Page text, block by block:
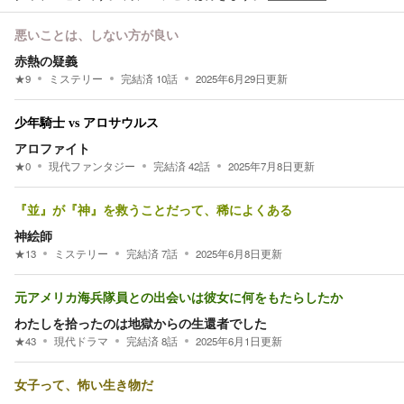
悪いことは、しない方が良い
赤熱の疑義
★9 ミステリー 完結済 10話 2025年6月29日更新
少年騎士 vs アロサウルス
アロファイト
★0 現代ファンタジー 完結済42話 2025年7月8日更新
『並』が『神』を救うことだって、稀によくある
神絵師
★13 ミステリー 完結済7話 2025年6月8日更新
元アメリカ海兵隊員との出会いは彼女に何をもたらしたか
わたしを拾ったのは地獄からの生還者でした
★43 現代ドラマ 完結済8話 2025年6月1日更新
女子って、怖い生き物だ